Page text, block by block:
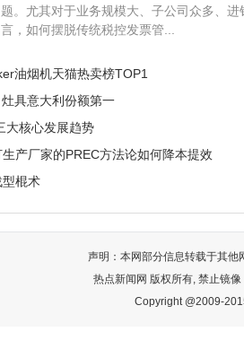
题。尤其对于业务规模大、子公司众多、
言，如何摆脱传统税控发票管...
油烟机天猫热卖榜TOP1
具意大利份额第一
大核心发展趋势
产厂家的PREC方法论如何降本提效
棍术
声明：本网部分信息转载于其他
热点新闻网 版权所有, 禁止镜
Copyright @2009-